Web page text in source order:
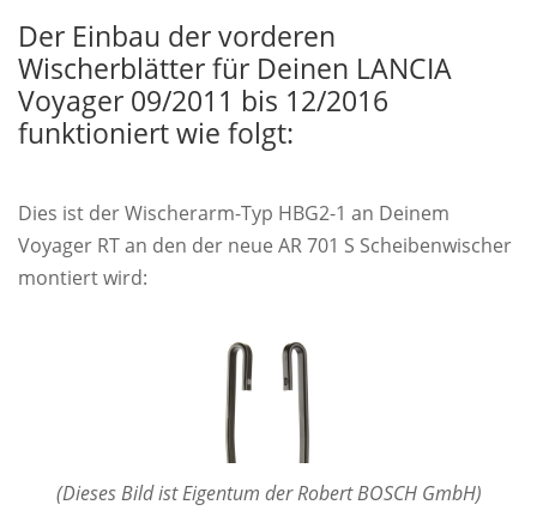
Der Einbau der vorderen
Wischerblätter für Deinen LANCIA
Voyager 09/2011 bis 12/2016
funktioniert wie folgt:
Dies ist der Wischerarm-Typ HBG2-1 an Deinem
Voyager RT an den der neue AR 701 S Scheibenwischer
montiert wird:
(Dieses Bild ist Eigentum der Robert BOSCH GmbH)